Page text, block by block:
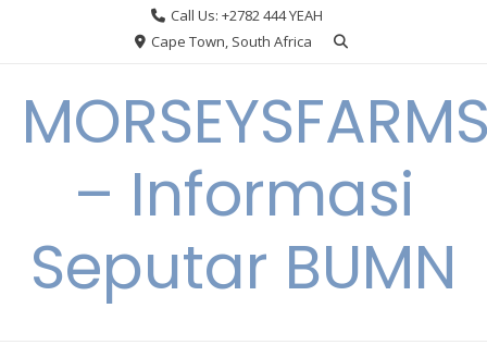
Call Us: +2782 444 YEAH
Cape Town, South Africa
– Informasi
Seputar BUMN